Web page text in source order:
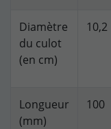
Diamètre
du culot
(en cm)
10,2
Longueur
(mm)
100